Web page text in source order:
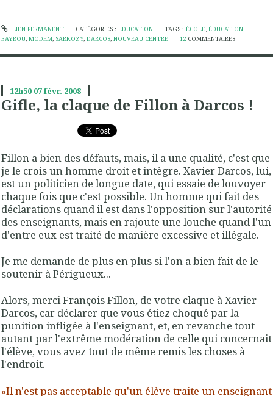
LIEN PERMANENT CATÉGORIES : EDUCATION TAGS :ÉCOLE,ÉDUCATION,
BAYROU, MODEM, SARKOZY, DARCOS, NOUVEAU CENTRE 12 COMMENTAIRES
12h50 07févr. 2008
Gifle, la claque de Fillon à Darcos !
Fillon a bien des défauts, mais, il a une qualité, c'est que
je le crois un homme droit et intègre. Xavier Darcos, lui,
est un politicien de longue date, qui essaie de louvoyer
chaque fois que c'est possible. Un homme qui fait des
déclarations quand il est dans l'opposition sur l'autorité
des enseignants, mais en rajoute une louche quand l'un
d'entre eux est traité de manière excessive et illégale.
Je me demande de plus en plus si l'on a bien fait de le
soutenir à Périgueux...
Alors, merci François Fillon, de votre claque à Xavier
Darcos, car déclarer que vous étiez choqué par la
punition infligée à l'enseignant, et, en revanche tout
autant par l'extrême modération de celle qui concernait
l'élève, vous avez tout de même remis les choses à
l'endroit.
«Il n'est pas acceptable qu'un élève traite un enseignant